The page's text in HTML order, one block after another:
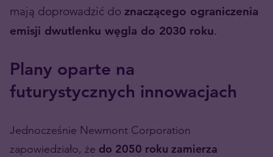
mają doprowadzić do znaczącego ograniczenia
emisji dwutlenku węgla do 2030 roku.
Plany oparte na
futurystycznych innowacjach
Jednocześnie Newmont Corporation
zapowiedziało, że do 2050 roku zamierza